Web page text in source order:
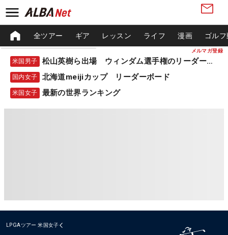
メルマガ登録
全ツアー ギア レッスン ライフ 漫画 ゴル
米国男子 松山英樹ら出場 ウィンダム選手権のリーダーボード
国内女子 北海道meijiカップ リーダーボード
米国女子 最新の世界ランキング
LPGAツアー 米国女子